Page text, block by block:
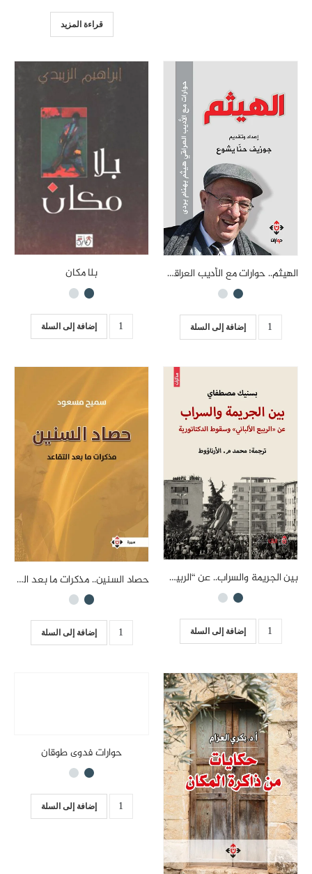
قراءة المزيد
الهيثم.. حوارات مع الأديب العراقي هيثم بهنام بردى
إضافة إلى السلة
بلا مكان
إضافة إلى السلة
بين الجريمة والسراب.. عن “الربيع الألباني” وسقوط الدكتاتورية
إضافة إلى السلة
حصاد السنين.. مذكرات ما بعد التقاعد
إضافة إلى السلة
حوارات فدوى طوقان
إضافة إلى السلة